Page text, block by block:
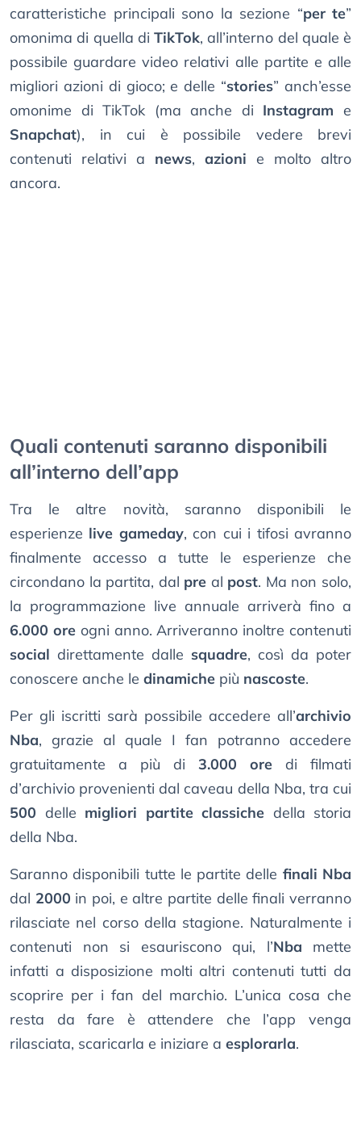
caratteristiche principali sono la sezione “per te”
omonima di quella di TikTok, all’interno del quale è
possibile guardare video relativi alle partite e alle
migliori azioni di gioco; e delle “stories” anch’esse
omonime di TikTok (ma anche di Instagram e
Snapchat), in cui è possibile vedere brevi
contenuti relativi a news, azioni e molto altro
ancora.
Quali contenuti saranno disponibili
all’interno dell’app
Tra le altre novità, saranno disponibili le
esperienze live gameday, con cui i tifosi avranno
finalmente accesso a tutte le esperienze che
circondano la partita, dal pre al post. Ma non solo,
la programmazione live annuale arriverà fino a
6.000 oreogni anno. Arriveranno inoltre contenuti
social direttamente dalle squadre, così da poter
conoscere anche le dinamiche più nascoste.
Per gli iscritti sarà possibile accedere all’archivio
Nba, grazie al quale I fan potranno accedere
gratuitamente a più di 3.000 ore di filmati
d’archivio provenienti dal caveau della Nba, tra cui
500 delle migliori partite classiche della storia
della Nba.
Saranno disponibili tutte le partite delle finali Nba
dal 2000 in poi, e altre partite delle finali verranno
rilasciate nel corso della stagione. Naturalmente i
contenuti non si esauriscono qui, l’Nba mette
infatti a disposizione molti altri contenuti tutti da
scoprire per i fan del marchio. L’unica cosa che
resta da fare è attendere che l’app venga
rilasciata, scaricarla e iniziare a esplorarla.